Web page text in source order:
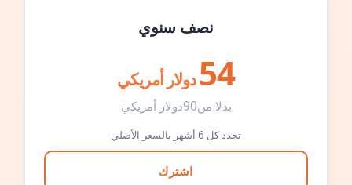
نصف سنوي
54 دولار أمريكي
بدلا من90دولار أمريكي
تجدد كل 6 أشهر بالسعر الأصلي
اشترك